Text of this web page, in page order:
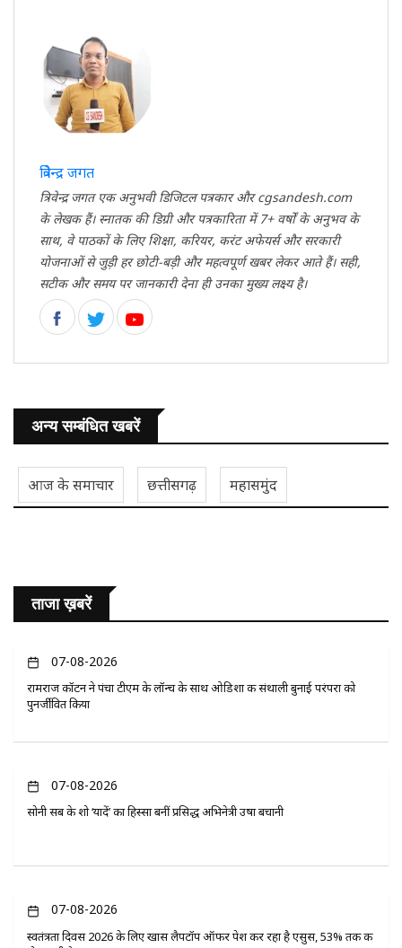
त्रिवेन्द्र जगत
त्रिवेन्द्र जगत एक अनुभवी डिजिटल पत्रकार और cgsandesh.com
के लेखक हैं। स्नातक की डिग्री और पत्रकारिता में 7+ वर्षों के अनुभव के
साथ, वे पाठकों के लिए शिक्षा, करियर, करंट अफेयर्स और सरकारी
योजनाओं से जुड़ी हर छोटी-बड़ी और महत्वपूर्ण खबर लेकर आते हैं। सही,
सटीक और समय पर जानकारी देना ही उनका मुख्य लक्ष्य है।
अन्य सम्बंधित खबरें
आज के समाचार छत्तीसगढ़ महासमुंद
ताजा ख़बरें
07-08-2026
रामराज कॉटन ने पंचा टीएम के लॉन्च के साथ ओडिशा की संथाली बुनाई परंपरा को
पुनर्जीवित किया
07-08-2026
सोनी सब के शो ‘यादें’ का हिस्सा बनीं प्रसिद्ध अभिनेत्री उषा बचानी
07-08-2026
स्वतंत्रता दिवस 2026 के लिए खास लैपटॉप ऑफर पेश कर रहा है एसुस, 53% तक की